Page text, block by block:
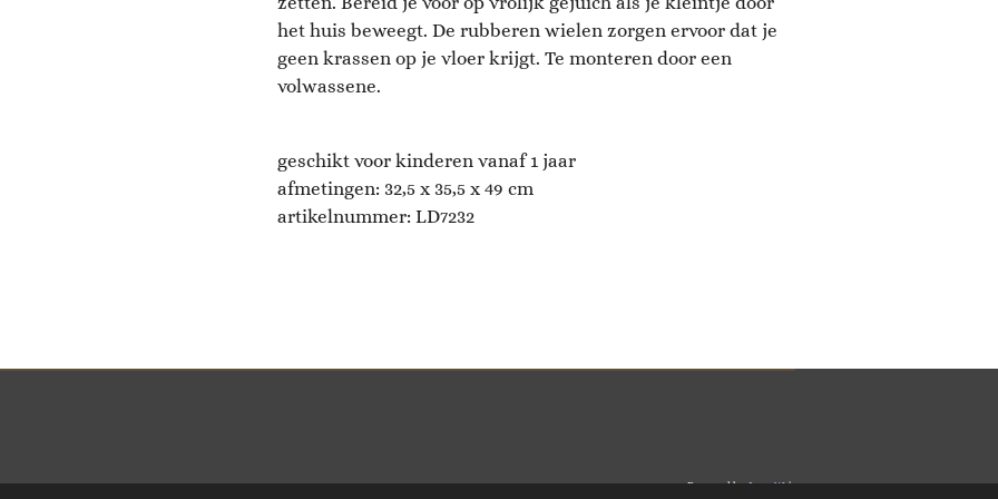
het huis beweegt. De rubberen wielen zorgen ervoor dat je
geen krassen op je vloer krijgt. Te monteren door een
volwassene.
geschikt voor kinderen vanaf 1 jaar
afmetingen: 32,5 x 35,5 x 49 cm
artikelnummer: LD7232
Powered byJouwWeb